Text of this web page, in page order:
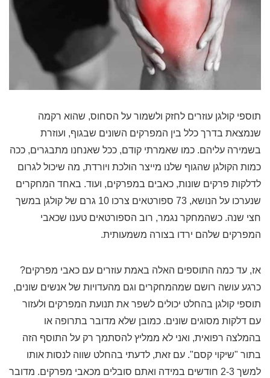
תוספי קולגן עוזרים לחזק ולשמור על הסחוס, שהוא רקמה
שנמצאת בדרך כלל בין המפרקים השונים שבגוף, ועוזרת
בשמירה עליהם. כמו שאמרתי קודם, ככל שאנחנו מתבגרים, ככה
כמות הקולגן שהגוף שלנו מייצר הולכת ויורדת, מה שיכול לגרום
לדלקות פרקים שונות, כאבים במפרקים, ועוד. באחד המחקרים
שנערכו על הנושא, 73 ספורטאים צרכו 10 גרם של קולגן במשך
חצי שנה. כשהמחקר נגמר, רוב הספורטאים טענו שכאבי
המפרקים שלהם ירדו בצורה משמעותית.
אז, עד כמה התוספים האלה באמת עוזרים עם כאבי מפרקים?
כרגע עושה רושם שמהמחקרים וגם מהעדויות של אנשים שונים,
תוספי קולגן בהחלט יכולים לשפר את תנועת המפרקים ולעזור
עם דלקות מסוגים שונים. כמובן שלא מדובר בתרופה או
בהמלצה רפואית, ואני לא ממליץ להסתמך רק על התוסף הזה
בתור "שיקוי קסם". עם זאת, לדעתי בהחלט שווה לנסות אותו
למשך 2-3 חודשים במידה ואתם סובלים מכאבי מפרקים. מדובר